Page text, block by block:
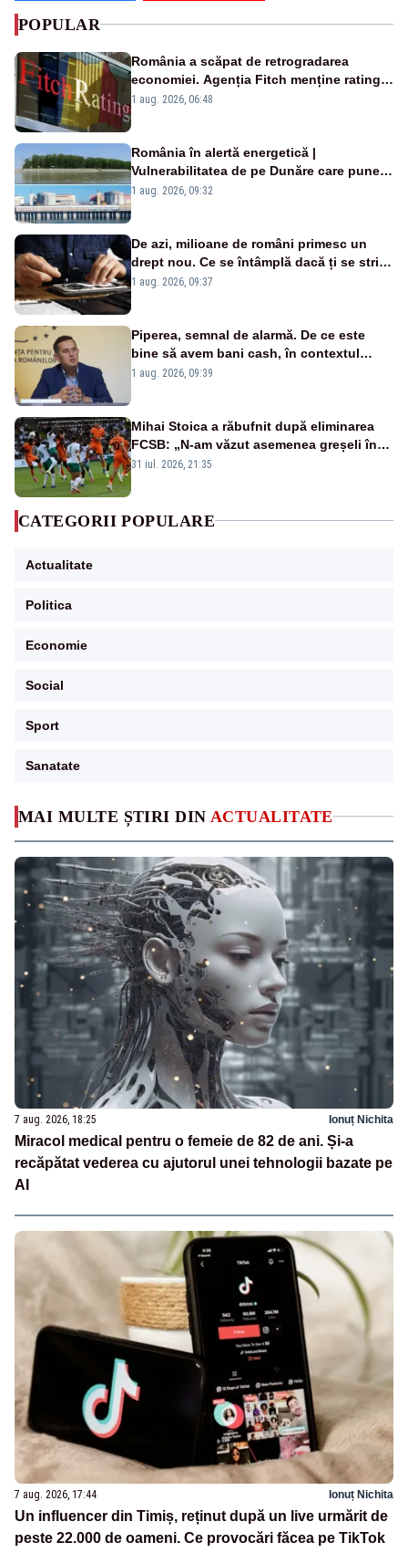
MAI MULTE ȘTIRI DIN ACTUALITATE
7 aug. 2026, 18:25 Ionuț Nichita
Miracol medical pentru o femeie de 82 de ani. Și-a
recăpătat vederea cu ajutorul unei tehnologii bazate pe
AI
7 aug. 2026, 17:44 Ionuț Nichita
Un influencer din Timiș, reținut după un live urmărit de
peste 22.000 de oameni. Ce provocări făcea pe TikTok
POPULAR
România a scăpat de retrogradarea
economiei. Agenția Fitch menține ratingul
„BBB-” cu perspectivă negativă
1 aug. 2026, 06:48
România în alertă energetică |
Vulnerabilitatea de pe Dunăre care pune
în pericol Centrala Cernavodă era
1 aug. 2026, 09:32
De azi, milioane de români primesc un
drept nou. Ce se întâmplă dacă ți se strică
un produs
1 aug. 2026, 09:37
Piperea, semnal de alarmă. De ce este
bine să avem bani cash, în contextul
alertei energetice?
1 aug. 2026, 09:39
Mihai Stoica a răbufnit după eliminarea
FCSB: „N-am văzut asemenea greșeli în
190 de meciuri europene”
31 iul. 2026, 21:35
CATEGORII POPULARE
Actualitate
Politica
Economie
Social
Sport
Sanatate